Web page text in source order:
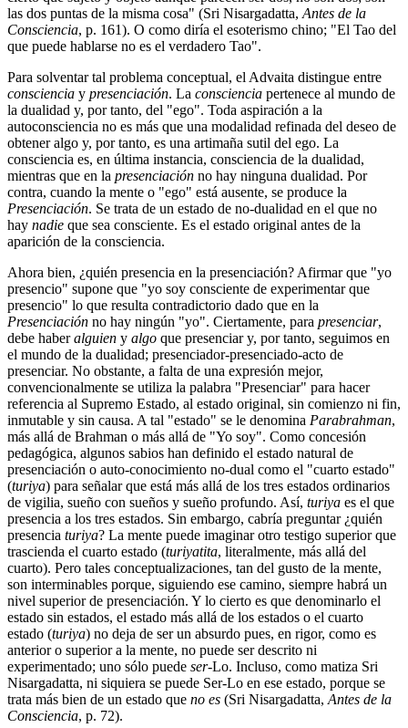
las dos puntas de la misma cosa" (Sri Nisargadatta, Antes de la
Consciencia, p. 161). O como diría el esoterismo chino; "El Tao del
que puede hablarse no es el verdadero Tao".
Para solventar tal problema conceptual, el Advaita distingue entre
consciencia y presenciación. La consciencia pertenece al mundo de
la dualidad y, por tanto, del "ego". Toda aspiración a la
autoconsciencia no es más que una modalidad refinada del deseo de
obtener algo y, por tanto, es una artimaña sutil del ego. La
consciencia es, en última instancia, consciencia de la dualidad,
mientras que en la presenciación no hay ninguna dualidad. Por
contra, cuando la mente o "ego" está ausente, se produce la
Presenciación. Se trata de un estado de no-dualidad en el que no
hay nadie que sea consciente. Es el estado original antes de la
aparición de la consciencia.
Ahora bien, ¿quién presencia en la presenciación? Afirmar que "yo
presencio" supone que "yo soy consciente de experimentar que
presencio" lo que resulta contradictorio dado que en la
Presenciación no hay ningún "yo". Ciertamente, para presenciar,
debe haberalguien y algo que presenciar y, por tanto, seguimos en
el mundo de la dualidad; presenciador-presenciado-acto de
presenciar. No obstante, a falta de una expresión mejor,
convencionalmente se utiliza la palabra "Presenciar" para hacer
referencia al Supremo Estado, al estado original, sin comienzo ni fin,
inmutable y sin causa. A tal "estado" se le denomina Parabrahman,
más allá de Brahman o más allá de "Yo soy". Como concesión
pedagógica, algunos sabios han definido el estado natural de
presenciación o auto-conocimiento no-dual como el "cuarto estado"
(turiya) para señalar que está más allá de los tres estados ordinarios
de vigilia, sueño con sueños y sueño profundo. Así, turiya es el que
presencia a los tres estados. Sin embargo, cabría preguntar ¿quién
presencia turiya? La mente puede imaginar otro testigo superior que
trascienda el cuarto estado (turiyatita, literalmente, más allá del
cuarto). Pero tales conceptualizaciones, tan del gusto de la mente,
son interminables porque, siguiendo ese camino, siempre habrá un
nivel superior de presenciación. Y lo cierto es que denominarlo el
estado sin estados, el estado más allá de los estados o el cuarto
estado (turiya) no deja de ser un absurdo pues, en rigor, como es
anterior o superior a la mente, no puede ser descrito ni
experimentado; uno sólo puede ser-Lo. Incluso, como matiza Sri
Nisargadatta, ni siquiera se puede Ser-Lo en ese estado, porque se
trata más bien de un estado que no es (Sri Nisargadatta, Antes de la
Consciencia, p. 72).